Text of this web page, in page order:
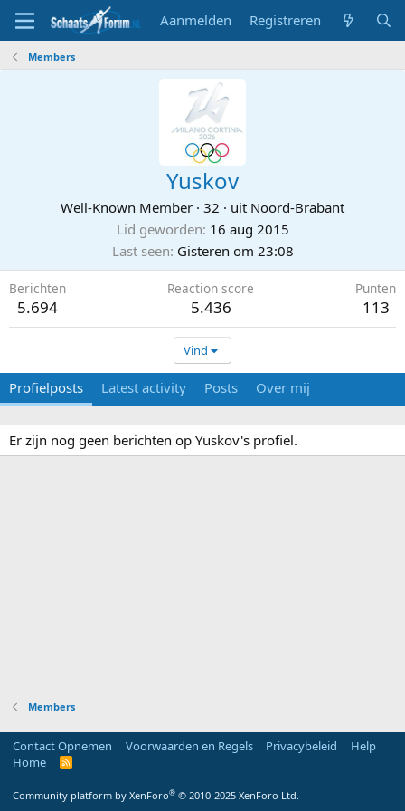
Aanmelden Registreren
Members
Yuskov
Well-Known Member · 32 · uit Noord-Brabant
Lid geworden 16 aug 2015
Last seen Gisteren om 23:08
Berichten
5.694
Reaction score
5.436
Punten
113
Vind
Profielposts Latest activity Posts Over mij
Er zijn nog geen berichten op Yuskov's profiel.
Members
Contact Opnemen Voorwaarden en Regels Privacybeleid
Help
Home
R
Community platform by XenForo® © 2010-2025 XenForo Ltd.